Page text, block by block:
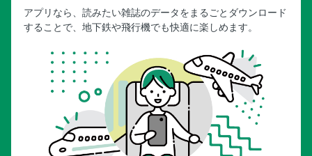
アプリなら、読みたい雑誌のデータをまるごとダウンロード
することで、地下鉄や飛行機でも快適に楽しめます。